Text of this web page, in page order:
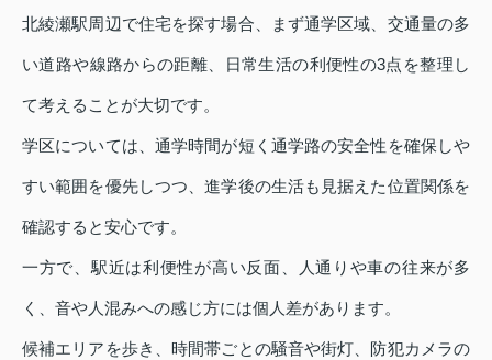
北綾瀬駅周辺で住宅を探す場合、まず通学区域、交通量の多
い道路や線路からの距離、日常生活の利便性の3点を整理し
て考えることが大切です。
学区については、通学時間が短く通学路の安全性を確保しや
すい範囲を優先しつつ、進学後の生活も見据えた位置関係を
確認すると安心です。
一方で、駅近は利便性が高い反面、人通りや車の往来が多
く、音や人混みへの感じ方には個人差があります。
候補エリアを歩き、時間帯ごとの騒音や街灯、防犯カメラの